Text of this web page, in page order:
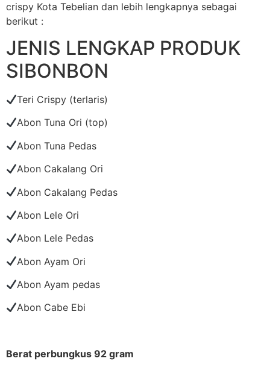
crispy Kota Tebelian dan lebih lengkapnya sebagai
berikut :
JENIS LENGKAP PRODUK
SIBONBON
Teri Crispy (terlaris)
Abon Tuna Ori (top)
Abon Tuna Pedas
Abon Cakalang Ori
Abon Cakalang Pedas
Abon Lele Ori
Abon Lele Pedas
Abon Ayam Ori
Abon Ayam pedas
Abon Cabe Ebi
Berat perbungkus 92 gram